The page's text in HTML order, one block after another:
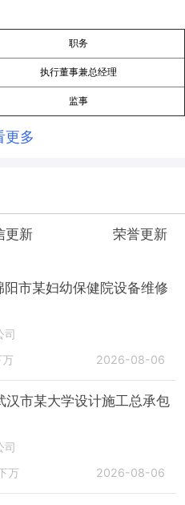
职务
执行董事兼总经理
监事
更多
更新 荣誉更新
市某妇幼保健院设备维修
司
2026-08-06
市某大学设计施工总承包
司
万 2026-08-06